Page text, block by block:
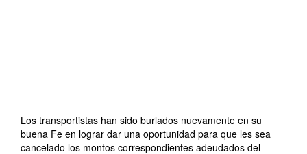
Los transportistas han sido burlados nuevamente en su
buena Fe en lograr dar una oportunidad para que les sea
cancelado los montos correspondientes adeudados del